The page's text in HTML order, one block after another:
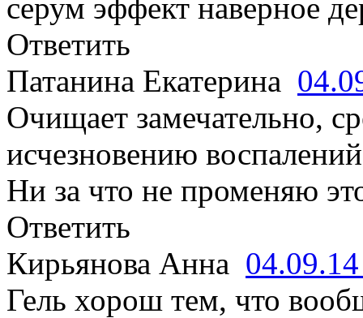
серум эффект наверное
Ответить
Патанина Екатерина
Очищает замечательно,
исчезновению
Ни за что не променяю
Ответить
Кирьянова Анна
Гель хорош тем, что